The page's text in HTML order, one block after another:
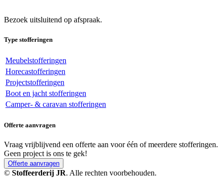
Bezoek uitsluitend op afspraak.
Type stofferingen
Meubelstofferingen
Horecastofferingen
Projectstofferingen
Boot en jacht stofferingen
Camper- & caravan stofferingen
Offerte aanvragen
Vraag vrijblijvend een offerte aan voor één of meerdere stofferingen.
Geen project is ons te gek!
Offerte aanvragen
© Stoffeerderij JR. Alle rechten voorbehouden.